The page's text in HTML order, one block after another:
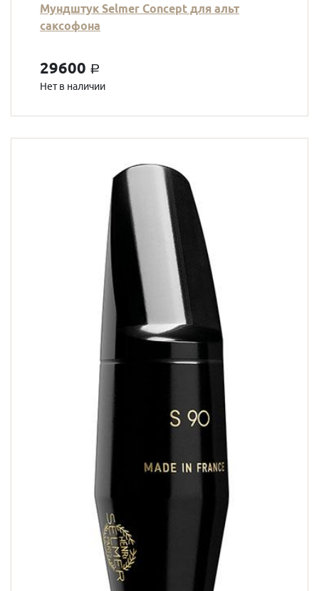
Мундштук Selmer Concept для альт
саксофона
29600 a
Нет в наличии